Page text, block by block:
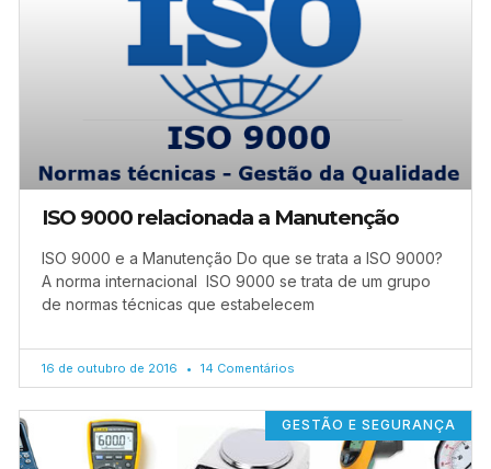
ISO 9000 relacionada a Manutenção
ISO 9000 e a Manutenção Do que se trata a ISO 9000?
A norma internacional ISO 9000 se trata de um grupo
de normas técnicas que estabelecem
16 de outubro de 2016 14 Comentários
GESTÃO E SEGURANÇA